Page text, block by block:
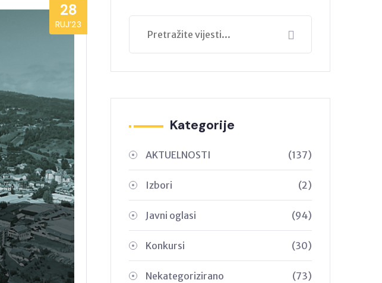
28
RUJ’23
Kategorije
AKTUELNOSTI (137)
Izbori (2)
Javni oglasi (94)
Konkursi (30)
Nekategorizirano (73)